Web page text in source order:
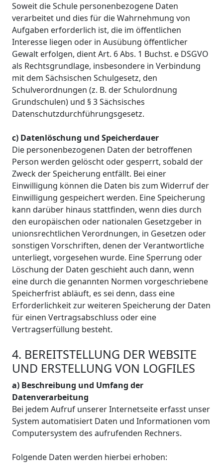
Soweit die Schule personenbezogene Daten
verarbeitet und dies für die Wahrnehmung von
Aufgaben erforderlich ist, die im öffentlichen
Interesse liegen oder in Ausübung öffentlicher
Gewalt erfolgen, dient Art. 6 Abs. 1 Buchst. e DSGVO
als Rechtsgrundlage, insbesondere in Verbindung
mit dem Sächsischen Schulgesetz, den
Schulverordnungen (z. B. der Schulordnung
Grundschulen) und § 3 Sächsisches
Datenschutzdurchführungsgesetz.
c) Datenlöschung und Speicherdauer
Die personenbezogenen Daten der betroffenen
Person werden gelöscht oder gesperrt, sobald der
Zweck der Speicherung entfällt. Bei einer
Einwilligung können die Daten bis zum Widerruf der
Einwilligung gespeichert werden. Eine Speicherung
kann darüber hinaus stattfinden, wenn dies durch
den europäischen oder nationalen Gesetzgeber in
unionsrechtlichen Verordnungen, in Gesetzen oder
sonstigen Vorschriften, denen der Verantwortliche
unterliegt, vorgesehen wurde. Eine Sperrung oder
Löschung der Daten geschieht auch dann, wenn
eine durch die genannten Normen vorgeschriebene
Speicherfrist abläuft, es sei denn, dass eine
Erforderlichkeit zur weiteren Speicherung der Daten
für einen Vertragsabschluss oder eine
Vertragserfüllung besteht.
4. BEREITSTELLUNG DER WEBSITE
UND ERSTELLUNG VON LOGFILES
a) Beschreibung und Umfang der
Datenverarbeitung
Bei jedem Aufruf unserer Internetseite erfasst unser
System automatisiert Daten und Informationen vom
Computersystem des aufrufenden Rechners.
Folgende Daten werden hierbei erhoben: